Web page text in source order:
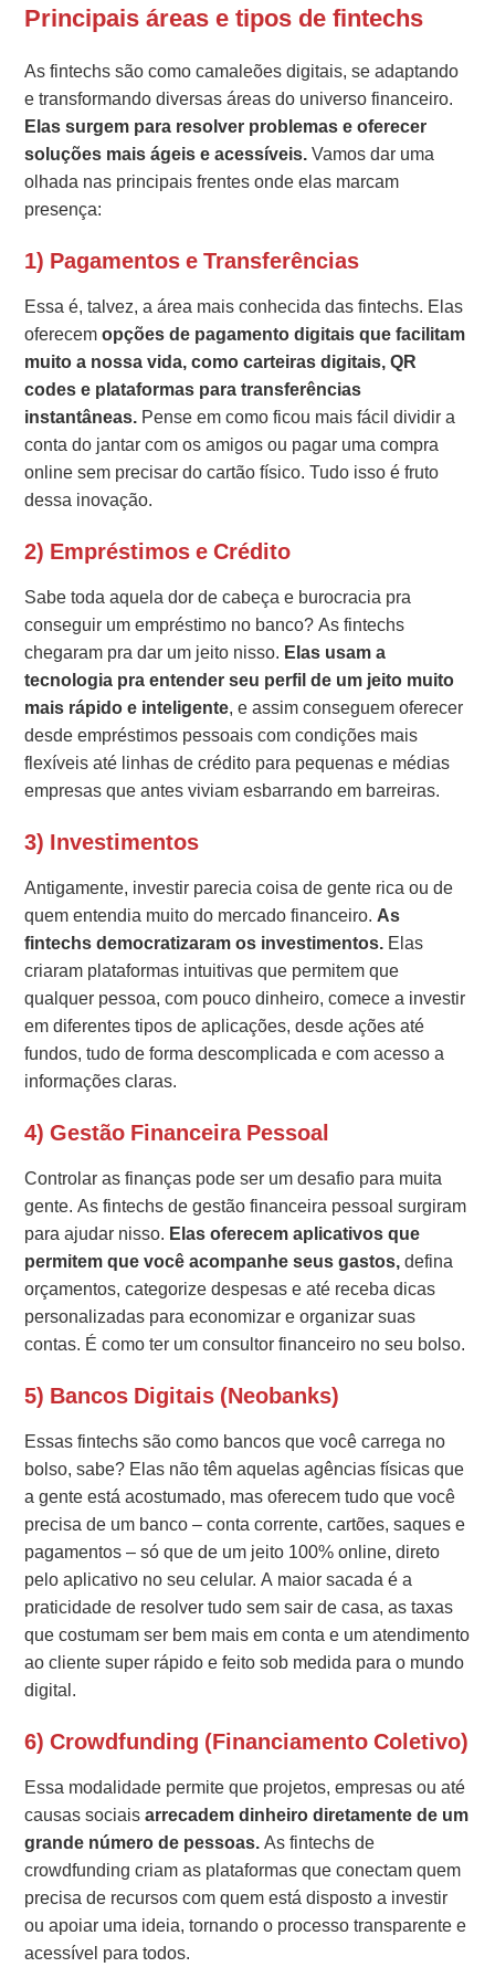
Principais áreas e tipos de fintechs
As fintechs são como camaleões digitais, se adaptando
e transformando diversas áreas do universo financeiro.
Elas surgem para resolver problemas e oferecer
soluções mais ágeis e acessíveis.Vamos dar uma
olhada nas principais frentes onde elas marcam
presença:
1) Pagamentos e Transferências
Essa é, talvez, a área mais conhecida das fintechs. Elas
oferecemopções de pagamento digitais que facilitam
muito a nossa vida, como carteiras digitais, QR
codes e plataformas para transferências
instantâneas. Pense em como ficou mais fácil dividir a
conta do jantar com os amigos ou pagar uma compra
online sem precisar do cartão físico. Tudo isso é fruto
dessa inovação.
2) Empréstimos e Crédito
Sabe toda aquela dor de cabeça e burocracia pra
conseguir um empréstimo no banco? As fintechs
chegaram pra dar um jeito nisso. Elas usam a
tecnologia pra entender seu perfil de um jeito muito
mais rápido e inteligente, e assim conseguem oferecer
desde empréstimos pessoais com condições mais
flexíveis até linhas de crédito para pequenas e médias
empresas que antes viviam esbarrando em barreiras.
3) Investimentos
Antigamente, investir parecia coisa de gente rica ou de
quem entendia muito do mercado financeiro.As
fintechs democratizaram os investimentos. Elas
criaram plataformas intuitivas que permitem que
qualquer pessoa, com pouco dinheiro, comece a investir
em diferentes tipos de aplicações, desde ações até
fundos, tudo de forma descomplicada e com acesso a
informações claras.
4) Gestão Financeira Pessoal
Controlar as finanças pode ser um desafio para muita
gente. As fintechs de gestão financeira pessoal surgiram
para ajudar nisso. Elasoferecem aplicativos que
permitem que você acompanhe seus gastos,defina
orçamentos, categorize despesas e até receba dicas
personalizadas para economizar e organizar suas
contas. É como ter um consultor financeiro no seu bolso.
5) Bancos Digitais (Neobanks)
Essas fintechs são como bancos que você carrega no
bolso, sabe? Elas não têm aquelas agências físicas que
a gente está acostumado, mas oferecem tudo que você
precisa de um banco – conta corrente, cartões, saques e
pagamentos – só que de um jeito 100% online, direto
pelo aplicativo no seu celular. A maior sacada é a
praticidade de resolver tudo sem sair de casa, as taxas
que costumam ser bem mais em conta e um atendimento
ao cliente super rápido e feito sob medida para o mundo
digital.
6) Crowdfunding (Financiamento Coletivo)
Essa modalidade permite que projetos, empresas ou até
causas sociaisarrecadem dinheiro diretamente de um
grande número de pessoas.As fintechs de
crowdfunding criam as plataformas que conectam quem
precisa de recursos com quem está disposto a investir
ou apoiar uma ideia, tornando o processo transparente e
acessível para todos.